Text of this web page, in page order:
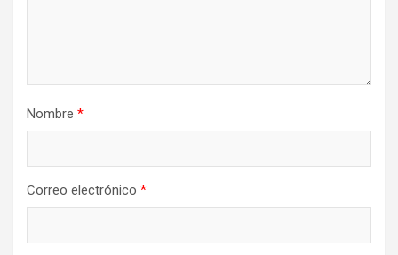
Nombre *
Correo electrónico *